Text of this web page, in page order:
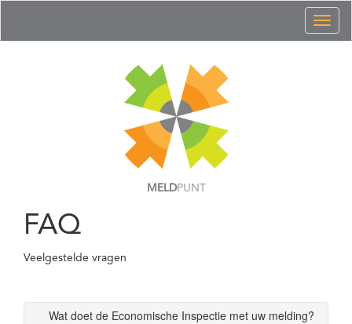
MELDPUNT
FAQ
Veelgestelde vragen
Wat doet de Economische Inspectie met uw melding?